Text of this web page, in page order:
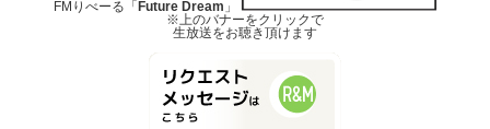
FMりべーる「Future Dream 」
※上のバナーをクリックで
生放送をお聴き頂けます